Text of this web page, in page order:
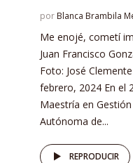
por Blanca Brambila
Me enojé, cometí
Juan Francisco
Foto: José
febrero, 2024 En el
Maestría en
Autónoma de...
REPRODUCIR